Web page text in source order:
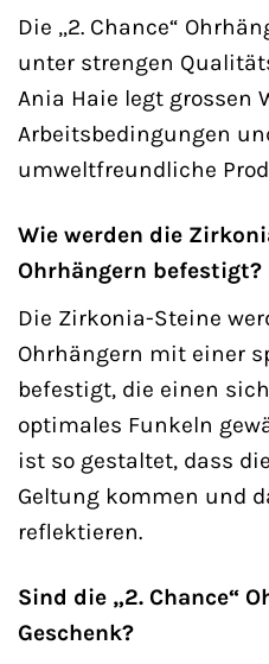
Die „2. Chance“
unter strengen
Ania Haie legt grossen
Arbeitsbedingungen
umweltfreundliche
Wie werden die
Ohrhängern befestigt?
Die Zirkonia-Steine
Ohrhängern mit einer
befestigt, die einen
optimales Funkeln
ist so gestaltet, dass
Geltung kommen und
reflektieren.
Sind die „2. Chance“
Geschenk?